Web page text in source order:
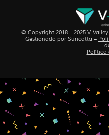
© Copyright 2018 – 2025 V-
Gestionado por Suricatta –
Política